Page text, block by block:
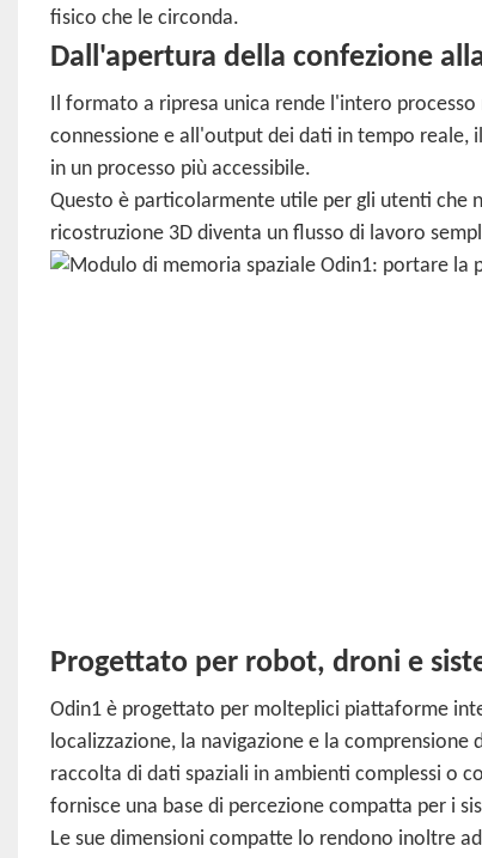
fisico che le circonda.
Dall'apertura della confezione
Il formato a ripresa unica rende l'intero
connessione e all'output dei dati in tempo reale,
in un processo più accessibile.
Questo è particolarmente utile per gli utenti che
ricostruzione 3D diventa un flusso di lavoro
Progettato per robot, droni e
Odin1 è progettato per molteplici piattaforme
localizzazione, la navigazione e la
raccolta di dati spaziali in ambienti complessi o
fornisce una base di percezione compatta per i
Le sue dimensioni compatte lo rendono inoltre